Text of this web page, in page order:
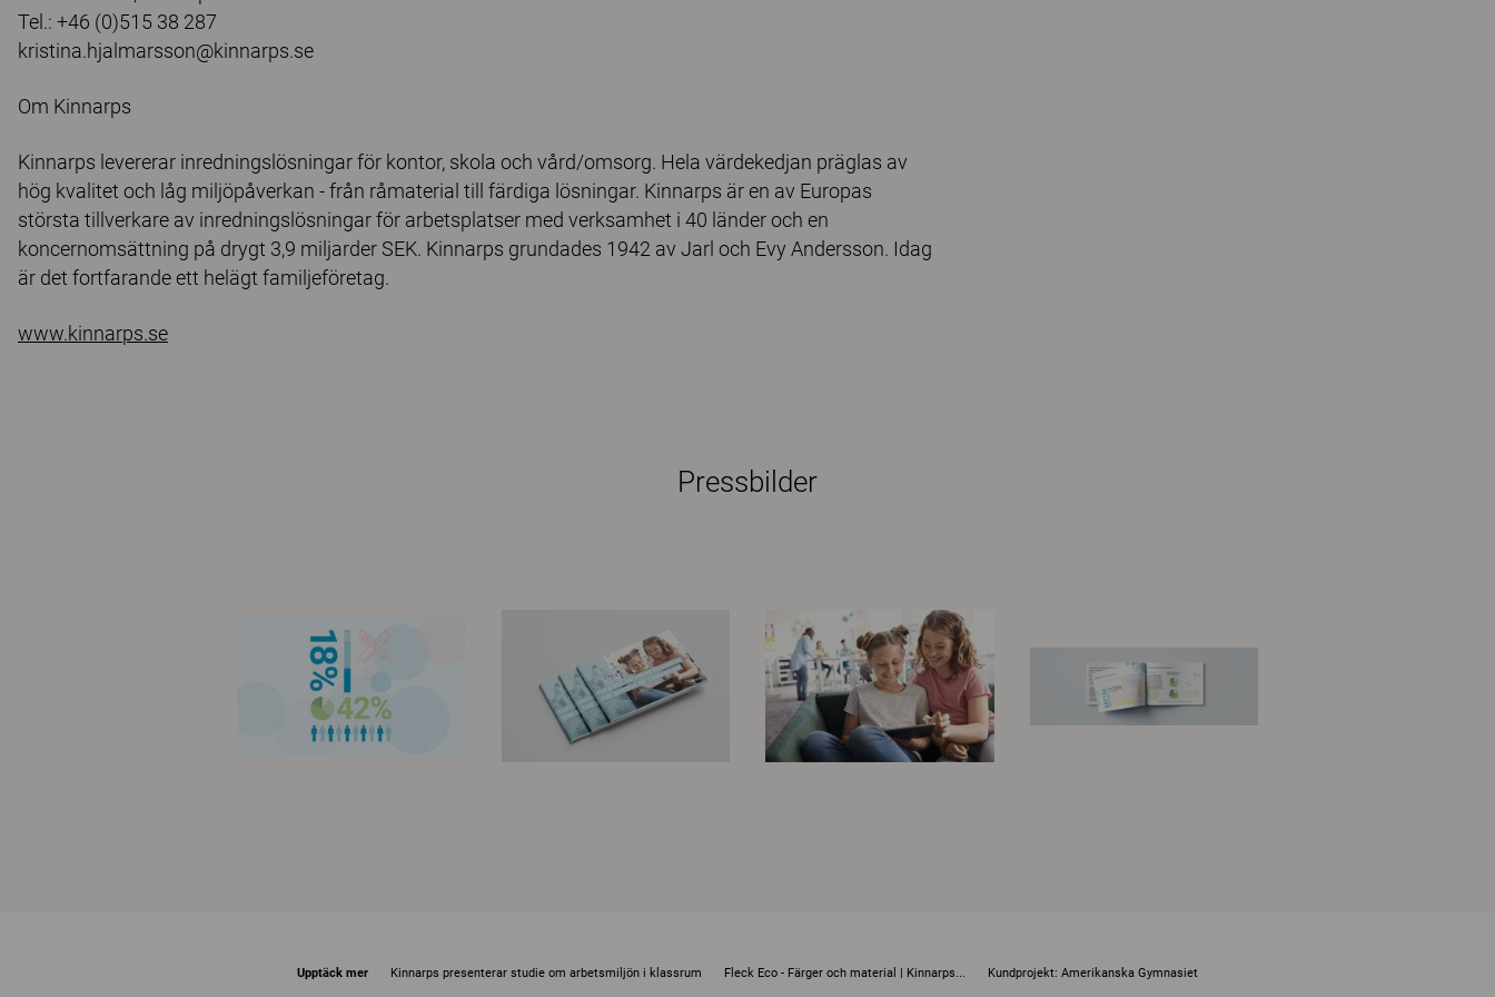
Tel.: +46 (0)515 38 287
kristina.hjalmarsson@kinnarps.se
Om Kinnarps
Kinnarps levererar inredningslösningar för kontor, skola och vård/omsorg. Hela värdekedjan präglas av
hög kvalitet och låg miljöpåverkan - från råmaterial till färdiga lösningar. Kinnarps är en av Europas
största tillverkare av inredningslösningar för arbetsplatser med verksamhet i 40 länder och en
koncernomsättning på drygt 3,9 miljarder SEK. Kinnarps grundades 1942 av Jarl och Evy Andersson. Idag
är det fortfarande ett helägt familjeföretag.
www.kinnarps.se
Pressbilder
Upptäck mer Kinnarps presenterar studie om arbetsmiljön i klassrum Fleck Eco - Färger och material | Kinnarps... Kundprojekt: Amerikanska Gymnasiet